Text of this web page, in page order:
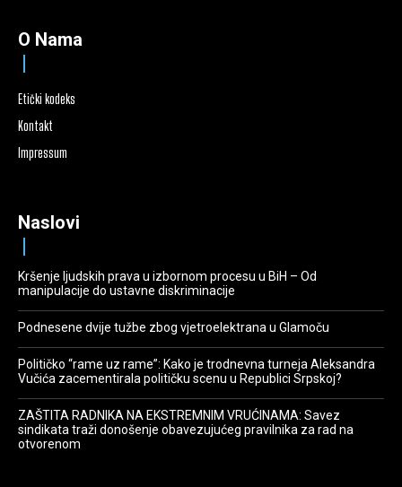
O Nama
Etički kodeks
Kontakt
Impressum
Naslovi
Kršenje ljudskih prava u izbornom procesu u BiH – Od
manipulacije do ustavne diskriminacije
Podnesene dvije tužbe zbog vjetroelektrana u Glamoču
Političko “rame uz rame”: Kako je trodnevna turneja Aleksandra
Vučića zacementirala političku scenu u Republici Srpskoj?
ZAŠTITA RADNIKA NA EKSTREMNIM VRUĆINAMA: Savez
sindikata traži donošenje obavezujućeg pravilnika za rad na
otvorenom